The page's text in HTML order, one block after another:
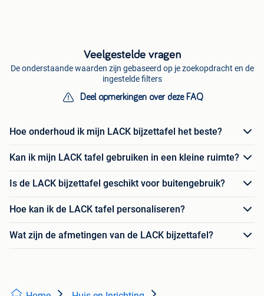
Veelgestelde vragen
De onderstaande waarden zijn gebaseerd op je zoekopdracht en de
ingestelde filters
Deel opmerkingen over deze FAQ
Hoe onderhoud ik mijn LACK bijzettafel het beste?
Kan ik mijn LACK tafel gebruiken in een kleine ruimte?
Is de LACK bijzettafel geschikt voor buitengebruik?
Hoe kan ik de LACK tafel personaliseren?
Wat zijn de afmetingen van de LACK bijzettafel?